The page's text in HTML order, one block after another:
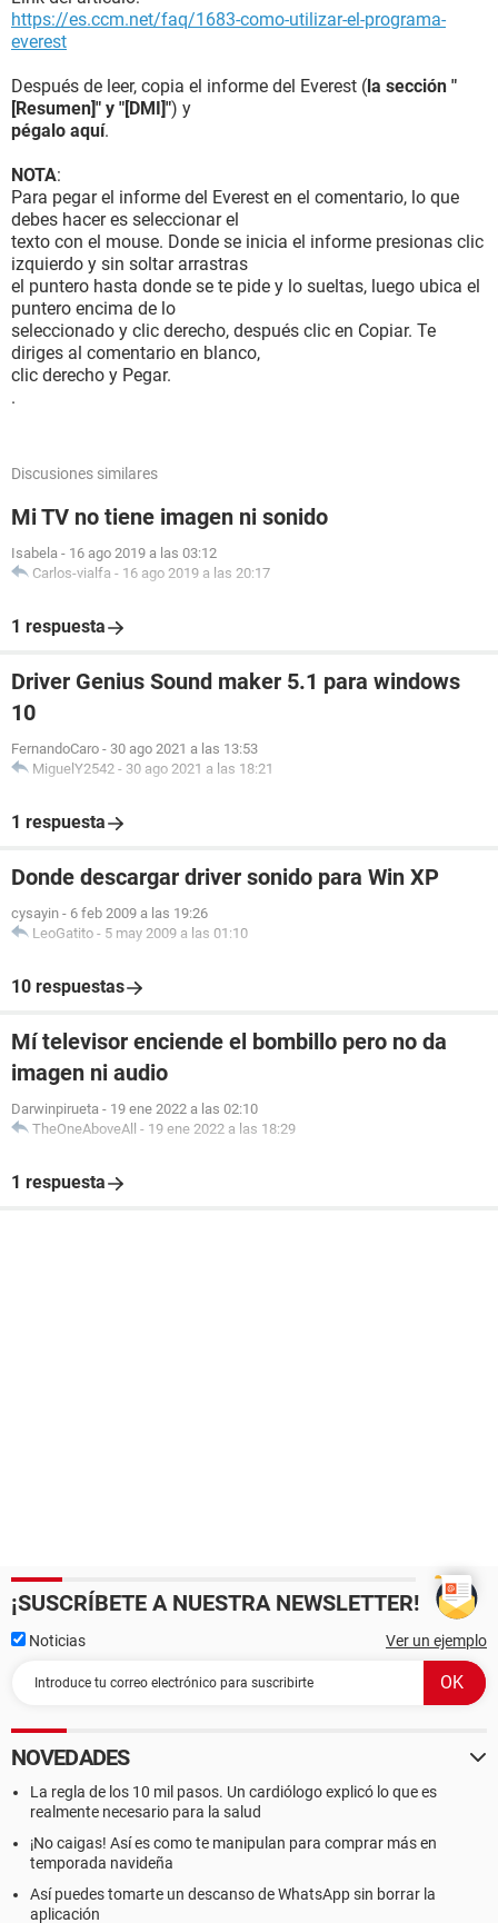
https://es.ccm.net/faq/1683-como-utilizar-el-programa-
everest
Después de leer, copia el informe del Everest (la sección "
[Resumen]" y "[DMI]") y
pégalo aquí.
NOTA:
Para pegar el informe del Everest en el comentario, lo que
debes hacer es seleccionar el
texto con el mouse. Donde se inicia el informe presionas clic
izquierdo y sin soltar arrastras
el puntero hasta donde se te pide y lo sueltas, luego ubica el
puntero encima de lo
seleccionado y clic derecho, después clic en Copiar. Te
diriges al comentario en blanco,
clic derecho y Pegar.
.
Discusiones similares
Mi TV no tiene imagen ni sonido
Isabela - 16 ago 2019 a las 03:12
Carlos-vialfa - 16 ago 2019 a las 20:17
1 respuesta
Driver Genius Sound maker 5.1 para windows
10
FernandoCaro - 30 ago 2021 a las 13:53
MiguelY2542 - 30 ago 2021 a las 18:21
1 respuesta
Donde descargar driver sonido para Win XP
cysayin - 6 feb 2009 a las 19:26
LeoGatito - 5 may 2009 a las 01:10
10 respuestas
Mí televisor enciende el bombillo pero no da
imagen ni audio
Darwinpirueta - 19 ene 2022 a las 02:10
TheOneAboveAll - 19 ene 2022 a las 18:29
1 respuesta
¡SUSCRÍBETE A NUESTRA NEWSLETTER!
Noticias Ver un ejemplo
NOVEDADES
La regla de los 10 mil pasos. Un cardiólogo explicó lo que es
realmente necesario para la salud
¡No caigas! Así es como te manipulan para comprar más en
temporada navideña
Así puedes tomarte un descanso de WhatsApp sin borrar la
aplicación